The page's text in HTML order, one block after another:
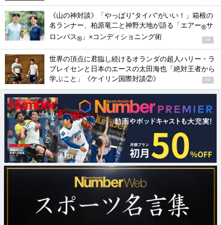
《山の神対談》「やっぱり“タイパ”がいい！」箱根の
名ランナー、柏原竜二と神野大地が語る「エアー®サ
ロンパス® 」×コンディショニング術 PR
世界の頂点に君臨し続けるオランダの超人ハリー・ラ
ブレイセンと日本のエースの太田海也「絶対王者から
学ぶこと」《ケイリン国際対談②》
PR